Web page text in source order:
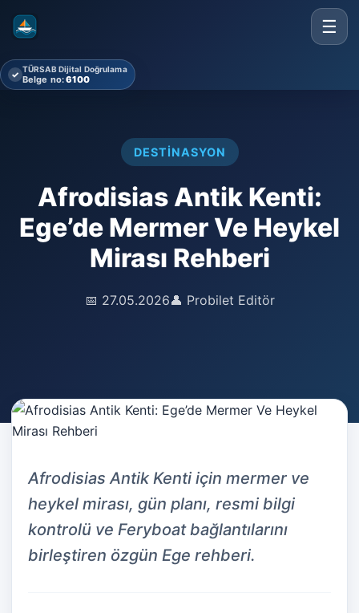
☰
✓ TÜRSAB Dijital Doğrulama
Belge no:6100
DESTINASYON
Afrodisias Antik Kenti:
Ege’de Mermer Ve Heykel
Mirası Rehberi
📅 27.05.2026👤 Probilet Editör
Afrodisias Antik Kenti için mermer ve
heykel mirası, gün planı, resmi bilgi
kontrolü ve Feryboat bağlantılarını
birleştiren özgün Ege rehberi.